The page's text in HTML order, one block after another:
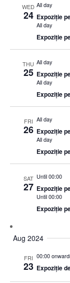
WED
24
All day
Expoziție
All day
Expoziție
THU
25
All day
Expoziție
All day
Expoziție
FRI
26
All day
Expoziție
All day
Expoziție
SAT
27
Until 00:00
Expoziție
Until 00:00
Expoziție
Aug 2024
FRI
23
00:00
Expoziție